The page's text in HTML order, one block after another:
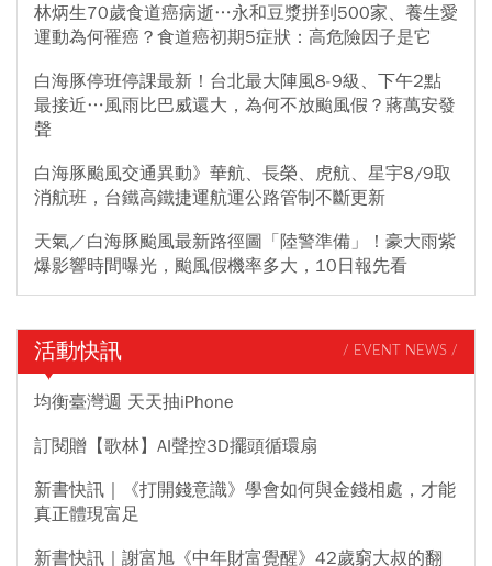
林炳生70歲食道癌病逝…永和豆漿拼到500家、養生愛
運動為何罹癌？食道癌初期5症狀：高危險因子是它
白海豚停班停課最新！台北最大陣風8-9級、下午2點
最接近…風雨比巴威還大，為何不放颱風假？蔣萬安發
聲
白海豚颱風交通異動》華航、長榮、虎航、星宇8/9取
消航班，台鐵高鐵捷運航運公路管制不斷更新
天氣／白海豚颱風最新路徑圖「陸警準備」！豪大雨紫
爆影響時間曝光，颱風假機率多大，10日報先看
活動快訊 / EVENT NEWS /
均衡臺灣週 天天抽iPhone
訂閱贈【歌林】AI聲控3D擺頭循環扇
新書快訊｜《打開錢意識》學會如何與金錢相處，才能
真正體現富足
新書快訊｜謝富旭《中年財富覺醒》42歲窮大叔的翻